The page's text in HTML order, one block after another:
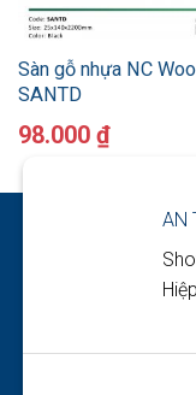
Sàn gỗ nhựa NC
SANTD
98.000 ₫
AN